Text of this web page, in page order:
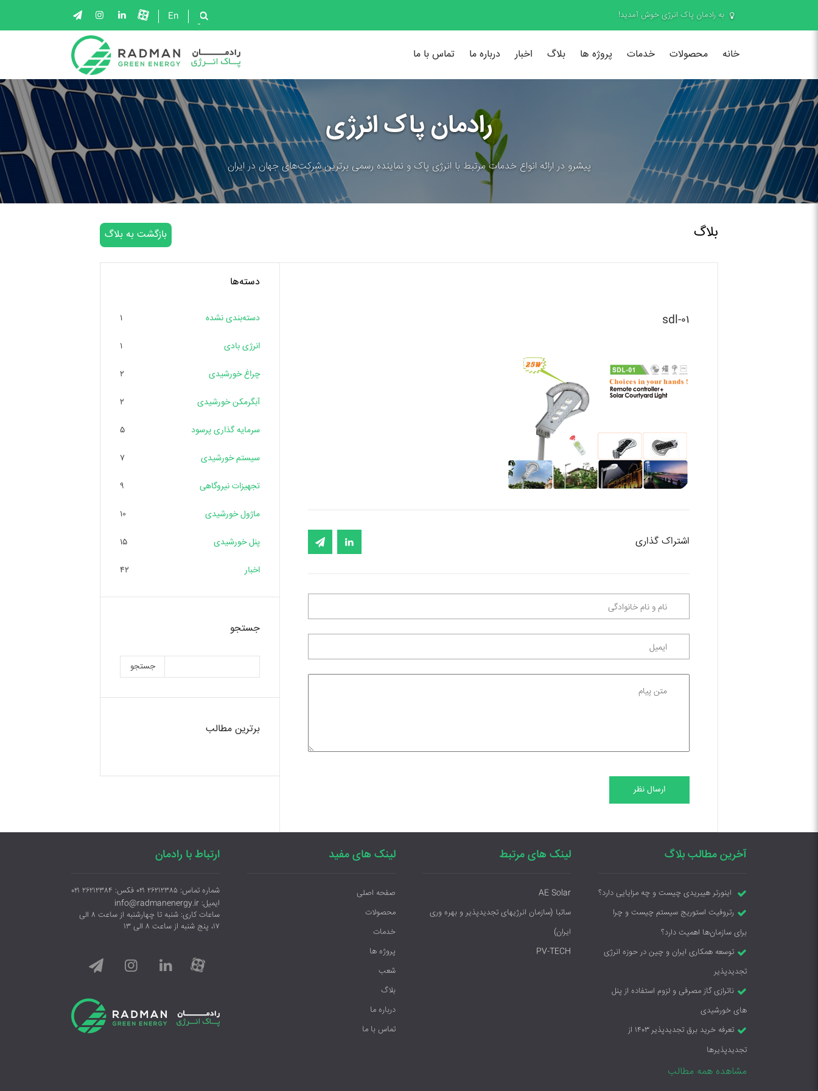
به رادمان پاک انرژی خوش آمدید! En
خانه محصولات خدمات پروژه ها بلاگ اخبار درباره ما تماس با ما
رادمان پاک انرژی
پیشرو در ارائه انواع خدمات مرتبط با انرژی پاک و نماینده رسمی برترین شرکت‌های جهان در ایران
بلاگ بازگشت به بلاگ
sdl-۰۱
اشتراک گذاری
ارسال نظر
دسته‌ها
دسته‌بندی نشده ۱
انرژی بادی ۱
چراغ خورشیدی ۲
آبگرمکن خورشیدی ۲
سرمایه گذاری پرسود ۵
سیستم خورشیدی ۷
تجهیزات نیروگاهی ۹
ماژول خورشیدی ۱۰
پنل خورشیدی ۱۵
اخبار ۴۲
جستجو
جستجو
برترین مطالب
آخرین مطالب بلاگ
اینورتر هیبریدی چیست و چه مزایایی دارد؟
رتروفیت استوریج سیستم چیست و چرا
برای سازمان‌ها اهمیت دارد؟
توسعه همکاری ایران و چین در حوزه انرژی
تجدیدپذیر
ناترازی گاز مصرفی و لزوم استفاده از پنل
های خورشیدی
تعرفه خرید برق تجدیدپذیر ۱۴۰۳ از
تجدیدپذیرها
مشاهده همه مطالب
لینک های مرتبط
AE Solar
ساتبا (سازمان انرژیهای تجدیدپذیر و بهره وری
ایران)
PV-TECH
لینک های مفید
صفحه اصلی
محصولات
خدمات
پروژه ها
شعب
بلاگ
درباره ما
تماس با ما
ارتباط با رادمان
شماره تماس: ۲۶۲۱۲۳۸۵ ۰۲۱ فکس: ۲۶۲۱۲۳۸۴ ۰۲۱
ایمیل: info@radmanenergy.ir
ساعات کاری: شنبه تا چهارشنبه از ساعت ۸ الی
۱۷، پنج شنبه از ساعت ۸ الی ۱۳